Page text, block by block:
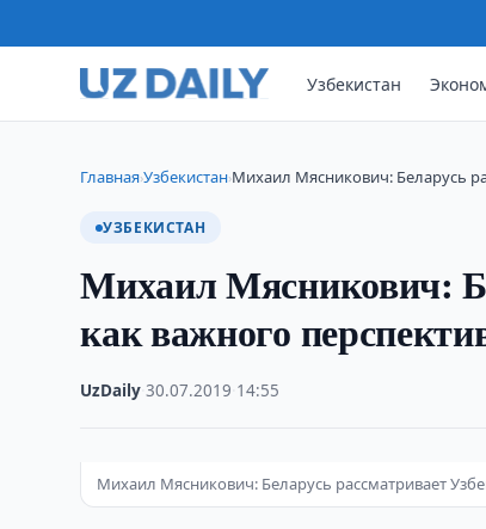
Узбекистан
Главная›Узбекистан›Михаил Мясникович: Беларусь
УЗБЕКИСТАН
Михаил Мясникович:
как важного
UzDaily ·30.07.2019 14:55
Михаил Мясникович: Беларусь рассматривает